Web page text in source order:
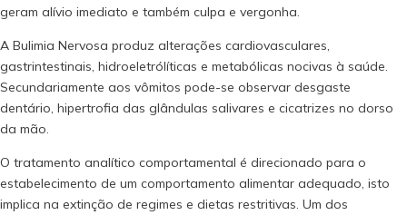
geram alívio imediato e também culpa e vergonha.
A Bulimia Nervosa produz alterações cardiovasculares,
gastrintestinais, hidroeletrólíticas e metabólicas nocivas à saúde.
Secundariamente aos vômitos pode-se observar desgaste
dentário, hipertrofia das glândulas salivares e cicatrizes no dorso
da mão.
O tratamento analítico comportamental é direcionado para o
estabelecimento de um comportamento alimentar adequado, isto
implica na extinção de regimes e dietas restritivas. Um dos